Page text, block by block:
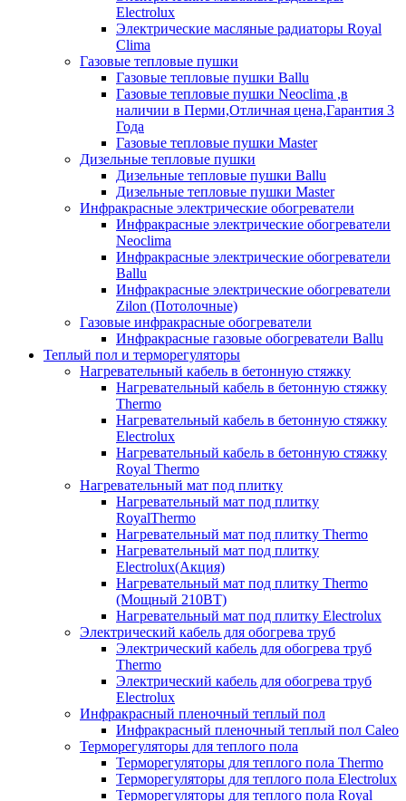
Electrolux
Электрические масляные радиаторы Royal
Clima
Газовые тепловые пушки
Газовые тепловые пушки Ballu
Газовые тепловые пушки Neoclima ,в
наличии в Перми,Отличная цена,Гарантия 3
Года
Газовые тепловые пушки Master
Дизельные тепловые пушки
Дизельные тепловые пушки Ballu
Дизельные тепловые пушки Master
Инфракрасные электрические обогреватели
Инфракрасные электрические обогреватели
Neoclima
Инфракрасные электрические обогреватели
Ballu
Инфракрасные электрические обогреватели
Zilon (Потолочные)
Газовые инфракрасные обогреватели
Инфракрасные газовые обогреватели Ballu
Теплый пол и терморегуляторы
Нагревательный кабель в бетонную стяжку
Нагревательный кабель в бетонную стяжку
Thermo
Нагревательный кабель в бетонную стяжку
Electrolux
Нагревательный кабель в бетонную стяжку
Royal Thermo
Нагревательный мат под плитку
Нагревательный мат под плитку
RoyalThermo
Нагревательный мат под плитку Thermo
Нагревательный мат под плитку
Electrolux(Акция)
Нагревательный мат под плитку Thermo
(Мощный 210ВТ)
Нагревательный мат под плитку Electrolux
Электрический кабель для обогрева труб
Электрический кабель для обогрева труб
Thermo
Электрический кабель для обогрева труб
Electrolux
Инфракрасный пленочный теплый пол
Инфракрасный пленочный теплый пол Caleo
Терморегуляторы для теплого пола
Терморегуляторы для теплого пола Thermo
Терморегуляторы для теплого пола Electrolux
Терморегуляторы для теплого пола Royal